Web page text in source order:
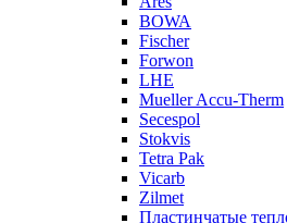
BOWA
Fischer
Forwon
LHE
Mueller Accu-Therm
Secespol
Stokvis
Tetra Pak
Vicarb
Zilmet
Пластинчатые